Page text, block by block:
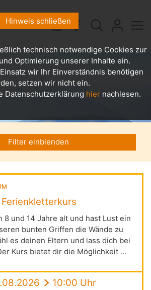
Filter einblenden
8 und 14 Jahre alt und hast Lust ein
bunten Griffen die Wände zu
es deinen Eltern und lass dich bei
Kurs bietet dir die Möglichkeit ...
10:00 Uhr
Hinweis schließen
technisch notwendige Cookies zur
Optimierung unserer Inhalte ein.
wir Ihr Einverständnis benötigen
setzen wir nicht ein.
Datenschutzerklärung hier nachlesen.